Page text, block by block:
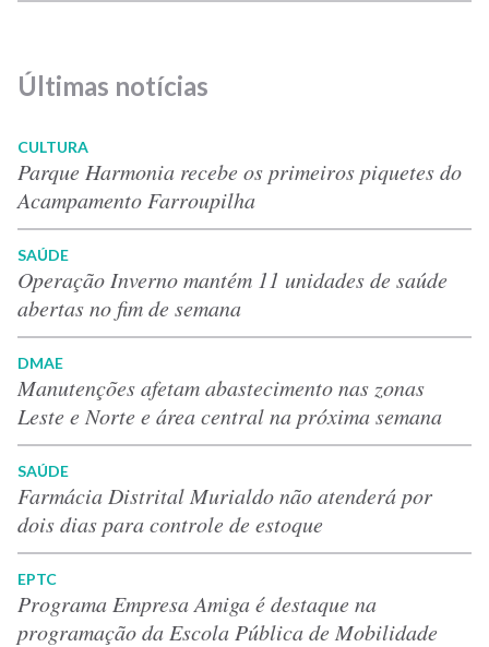
Últimas notícias
CULTURA
Parque Harmonia recebe os primeiros piquetes do
Acampamento Farroupilha
SAÚDE
Operação Inverno mantém 11 unidades de saúde
abertas no fim de semana
DMAE
Manutenções afetam abastecimento nas zonas
Leste e Norte e área central na próxima semana
SAÚDE
Farmácia Distrital Murialdo não atenderá por
dois dias para controle de estoque
EPTC
Programa Empresa Amiga é destaque na
programação da Escola Pública de Mobilidade